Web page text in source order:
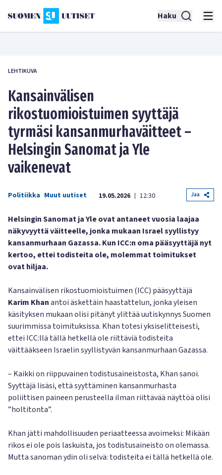
Haku
LEHTIKUVA
Kansainvälisen
rikostuomioistuimen syyttäjä
tyrmäsi kansanmurhaväitteet –
Helsingin Sanomat ja Yle
vaikenevat
Politiikka Muut uutiset 19.05.2026 | 12:30 Jaa
Helsingin Sanomat ja Yle ovat antaneet vuosia laajaa
näkyvyyttä väitteelle, jonka mukaan Israel syyllistyy
kansanmurhaan Gazassa. Kun ICC:n oma pääsyyttäjä nyt
kertoo, ettei todisteita ole, molemmat toimitukset
ovat hiljaa.
Kansainvälisen rikostuomioistuimen (ICC) pääsyyttäjä
Karim Khanantoi äskettäin haastattelun, jonka yleisen
käsityksen mukaan olisi pitänyt ylittää uutiskynnys Suomen
suurimmissa toimituksissa. Khan totesi yksiselitteisesti,
ettei ICC:llä tällä hetkellä ole riittäviä todisteita
väittääkseen Israelin syyllistyvän kansanmurhaan Gazassa.
– Kaikki on riippuvainen todistusaineistosta, Khan sanoi.
Syyttäjä lisäsi, että syyttäminen kansanmurhasta
poliittisen paineen perusteella ilman riittävää näyttöä olisi
”holtitonta”.
Khan jätti mahdollisuuden periaatteessa avoimeksi: Mikään
rikos ei ole pois laskuista, jos todistusaineisto on olemassa.
Mutta sanoman ydin oli selvä: todisteita ei tällä hetkellä ole.